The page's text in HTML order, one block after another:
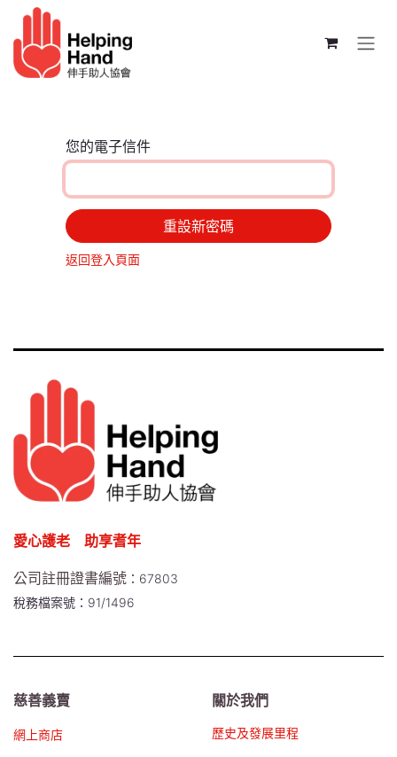
跳至內容
您的電子信件
重設新密碼
返回登入頁面
愛心護老 助享耆年
公司註冊證書編號 ：67803
稅務檔案號：91/1496
慈善義賣
網上商店
關於我們
歷史及發展里程